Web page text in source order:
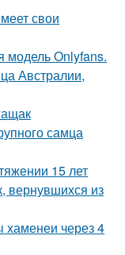
свои
Onlyfans.
Австралии,
самца
15 лет
вернувшихся из
через 4